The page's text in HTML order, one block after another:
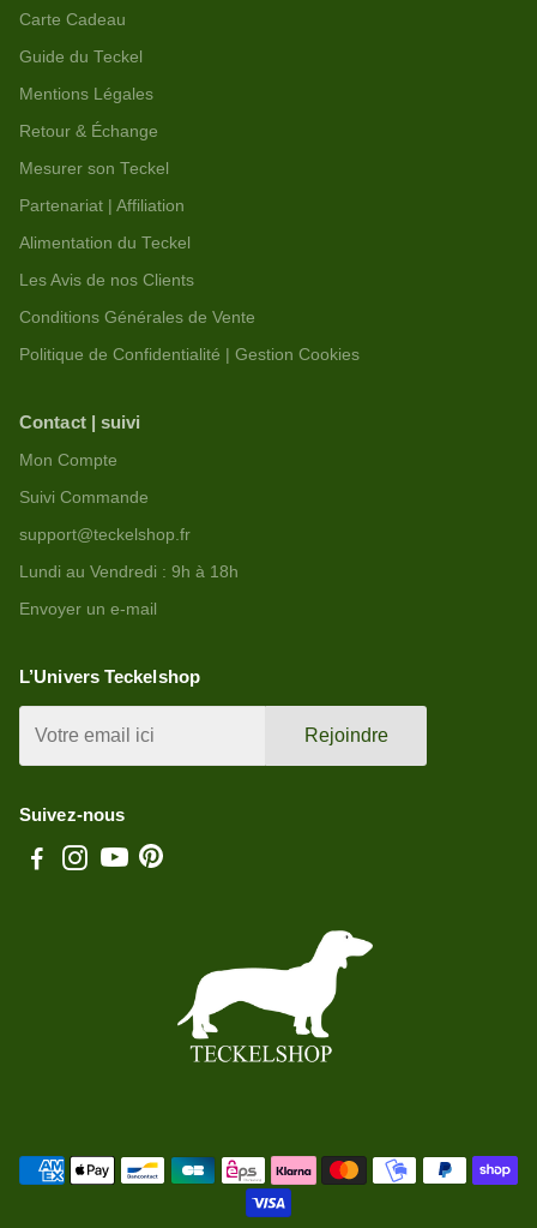
Carte Cadeau
Guide du Teckel
Mentions Légales
Retour & Échange
Mesurer son Teckel
Partenariat | Affiliation
Alimentation du Teckel
Les Avis de nos Clients
Conditions Générales de Vente
Politique de Confidentialité | Gestion Cookies
Contact | suivi
Mon Compte
Suivi Commande
support@teckelshop.fr
Lundi au Vendredi : 9h à 18h
Envoyer un e-mail
L’Univers Teckelshop
Rejoindre
Suivez-nous